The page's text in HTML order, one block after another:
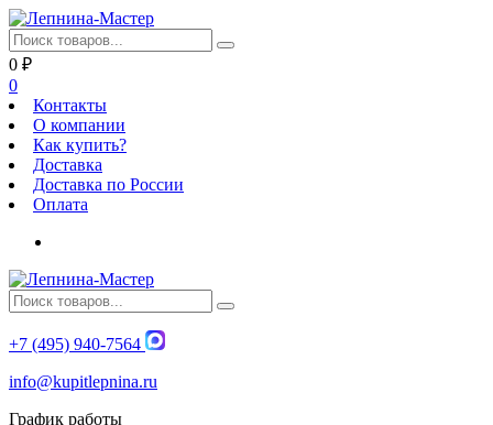
0 ₽
0
Контакты
О компании
Как купить?
Доставка
Доставка по России
Оплата
+7 (495) 940-7564
info@kupitlepnina.ru
График работы